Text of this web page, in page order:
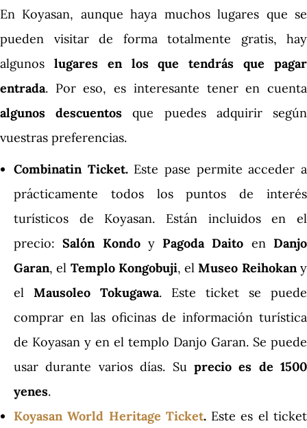
En Koyasan, aunque haya muchos lugares que se
pueden visitar de forma totalmente gratis, hay
algunos lugares en los que tendrás que pagar
entrada. Por eso, es interesante tener en cuenta
algunos descuentos que puedes adquirir según
vuestras preferencias.
Combinatin Ticket. Este pase permite acceder a
prácticamente todos los puntos de interés
turísticos de Koyasan. Están incluidos en el
precio:Salón KondoyPagoda Daito enDanjo
Garan, el Templo Kongobuji, elMuseo Reihokany
el Mausoleo Tokugawa. Este ticket se puede
comprar en las oficinas de información turística
de Koyasan y en el templo Danjo Garan. Se puede
usar durante varios días. Su precio es de 1500
yenes.
Koyasan World Heritage Ticket. Este es el ticket